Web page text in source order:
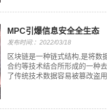
MPC引爆信息安全全生态
发布时间:：2022/03/18
区块链是一种链式结构,是将数
合约等技术结合所形成的一种
了传统技术数据容易被篡改盗